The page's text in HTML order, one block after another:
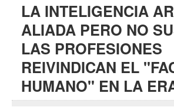
Socios
Estatutos
Documentos
Boletines
LA INTELIGENCIA
ALIADA PERO NO
LAS PROFESIONES
REIVINDICAN EL
HUMANO" EN LA